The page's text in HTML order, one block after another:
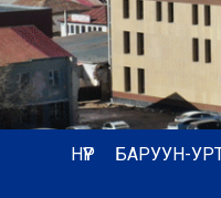
НҮҮР БАРУУН-